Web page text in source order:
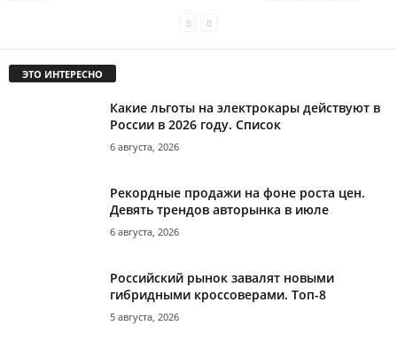
ЭТО ИНТЕРЕСНО
Какие льготы на электрокары действуют в
России в 2026 году. Список
6 августа, 2026
Рекордные продажи на фоне роста цен.
Девять трендов авторынка в июле
6 августа, 2026
Российский рынок завалят новыми
гибридными кроссоверами. Топ-8
5 августа, 2026